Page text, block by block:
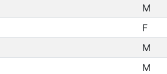
M
F
M
M